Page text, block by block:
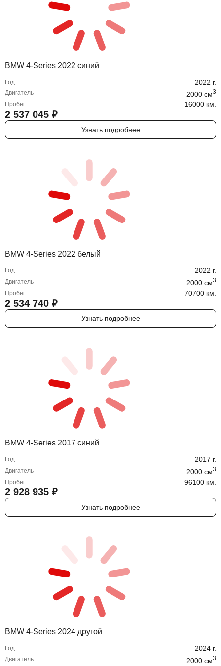
BMW 4-Series 2022 синий
Год 2022 г.
Двигатель 2000 cм3
Пробег 16000 км.
2 537 045 ₽
Узнать подробнее
BMW 4-Series 2022 белый
Год 2022 г.
Двигатель 2000 cм3
Пробег 70700 км.
2 534 740 ₽
Узнать подробнее
BMW 4-Series 2017 синий
Год 2017 г.
Двигатель 2000 cм3
Пробег 96100 км.
2 928 935 ₽
Узнать подробнее
BMW 4-Series 2024 другой
Год 2024 г.
Двигатель 2000 cм3